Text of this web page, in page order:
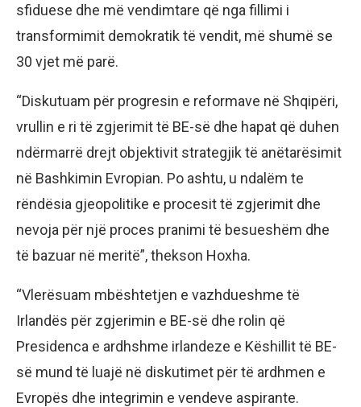
sfiduese dhe më vendimtare që nga fillimi i
transformimit demokratik të vendit, më shumë se
30 vjet më parë.
“Diskutuam për progresin e reformave në Shqipëri,
vrullin e ri të zgjerimit të BE-së dhe hapat që duhen
ndërmarrë drejt objektivit strategjik të anëtarësimit
në Bashkimin Evropian. Po ashtu, u ndalëm te
rëndësia gjeopolitike e procesit të zgjerimit dhe
nevoja për një proces pranimi të besueshëm dhe
të bazuar në meritë”, thekson Hoxha.
“Vlerësuam mbështetjen e vazhdueshme të
Irlandës për zgjerimin e BE-së dhe rolin që
Presidenca e ardhshme irlandeze e Këshillit të BE-
së mund të luajë në diskutimet për të ardhmen e
Evropës dhe integrimin e vendeve aspirante.